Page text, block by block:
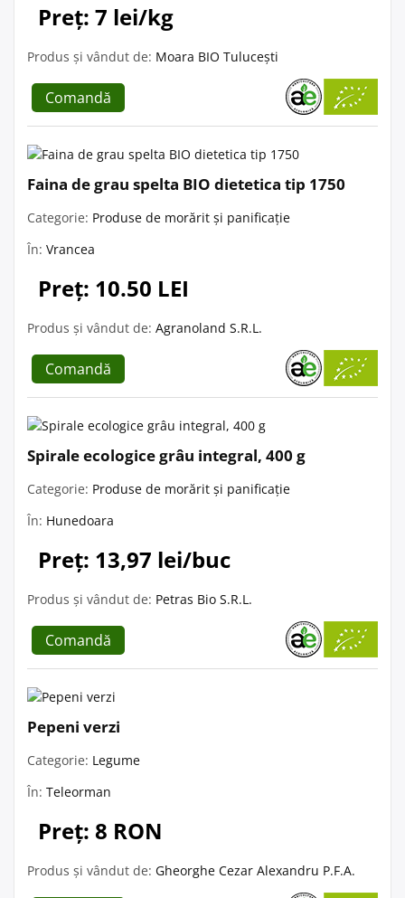
Preț: 7 lei/kg
Produs și vândut de: Moara BIO Tulucești
Comandă
Faina de grau spelta BIO dietetica tip 1750
Categorie: Produse de morărit și panificație
În: Vrancea
Preț: 10.50 LEI
Produs și vândut de: Agranoland S.R.L.
Comandă
Spirale ecologice grâu integral, 400 g
Categorie: Produse de morărit și panificație
În: Hunedoara
Preț: 13,97 lei/buc
Produs și vândut de: Petras Bio S.R.L.
Comandă
Pepeni verzi
Categorie: Legume
În: Teleorman
Preț: 8 RON
Produs și vândut de: Gheorghe Cezar Alexandru P.F.A.